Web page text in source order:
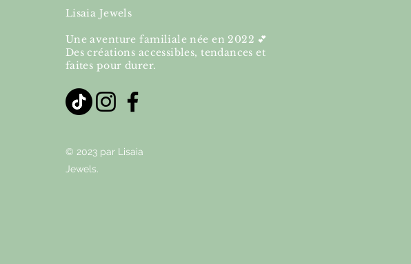
Lisaia Jewels
Une aventure familiale née en 2022 💕
Des créations accessibles, tendances et
faites pour durer.
© 2023 par Lisaia
Jewels.